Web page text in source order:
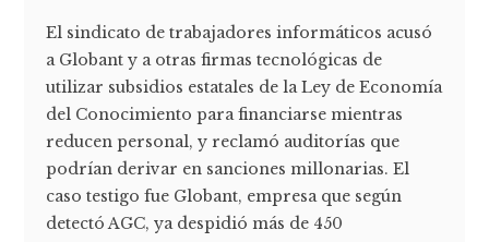
El sindicato de trabajadores informáticos acusó
a Globant y a otras firmas tecnológicas de
utilizar subsidios estatales de la Ley de Economía
del Conocimiento para financiarse mientras
reducen personal, y reclamó auditorías que
podrían derivar en sanciones millonarias. El
caso testigo fue Globant, empresa que según
detectó AGC, ya despidió más de 450